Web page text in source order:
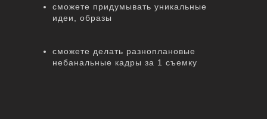
сможете делать разноплановые
небанальные кадры за 1 съемку
сможете придумывать уникальные
идеи, образы